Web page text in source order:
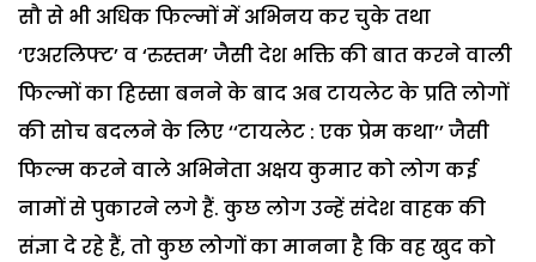
सौ से भी अधिक फिल्मों में अभिनय कर चुके तथा
‘एअरलिफ्ट’ व ‘रुस्तम’ जैसी देश भक्ति की बात करने वाली
फिल्मों का हिस्सा बनने के बाद अब टायलेट के प्रति लोगों
की सोच बदलने के लिए ‘‘टायलेट : एक प्रेम कथा’’ जैसी
फिल्म करने वाले अभिनेता अक्षय कुमार को लोग कई
नामों से पुकारने लगे हैं. कुछ लोग उन्हें संदेश वाहक की
संज्ञा दे रहे हैं, तो कुछ लोगों का मानना है कि वह खुद को